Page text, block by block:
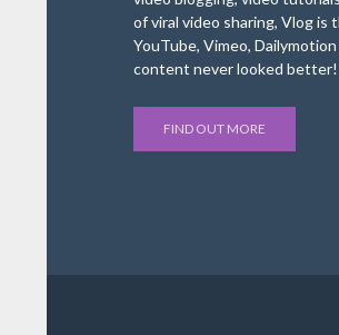
of viral video sharing, Vlog is
YouTube, Vimeo,
content never looked better!
FIND OUT MORE